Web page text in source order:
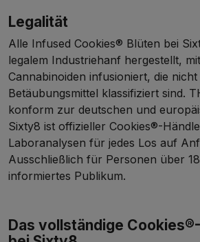
Legalität
Alle Infused Cookies® Blüten bei
legalem Industriehanf hergestellt,
Cannabinoiden infusioniert, die nicht
Betäubungsmittel klassifiziert sind.
konform zur deutschen und
Sixty8 ist offizieller Cookies®-
Laboranalysen für jedes Los auf
Ausschließlich für Personen über
informiertes Publikum.
Das vollständige